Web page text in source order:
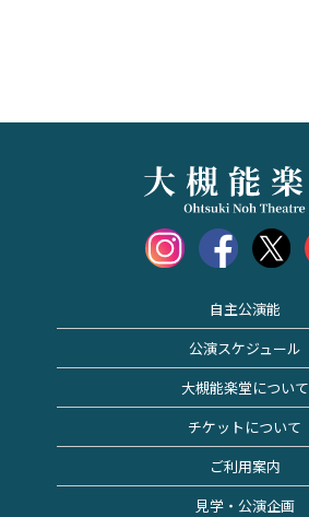
自主公演能
公演スケジュール
大槻能楽堂について
チケットについて
ご利用案内
見学・公演企画